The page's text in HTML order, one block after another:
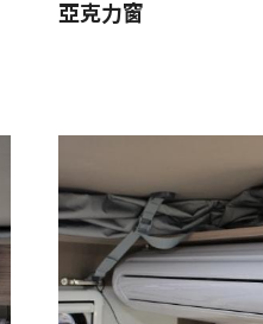
亞克力窗